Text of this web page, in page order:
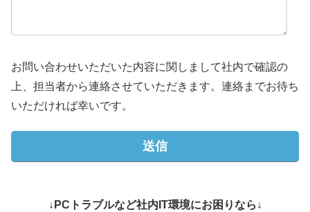
お問い合わせいただいた内容に関しまして社内で確認の
上、担当者から連絡させていただきます。連絡までお待ち
いただければ幸いです。
↓PCトラブルなど社内IT環境にお困りなら↓